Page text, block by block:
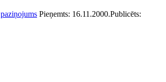
paziņojums Pieņemts: 16.11.2000.Publicēts: